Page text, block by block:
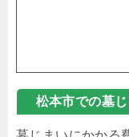
松本市での墓